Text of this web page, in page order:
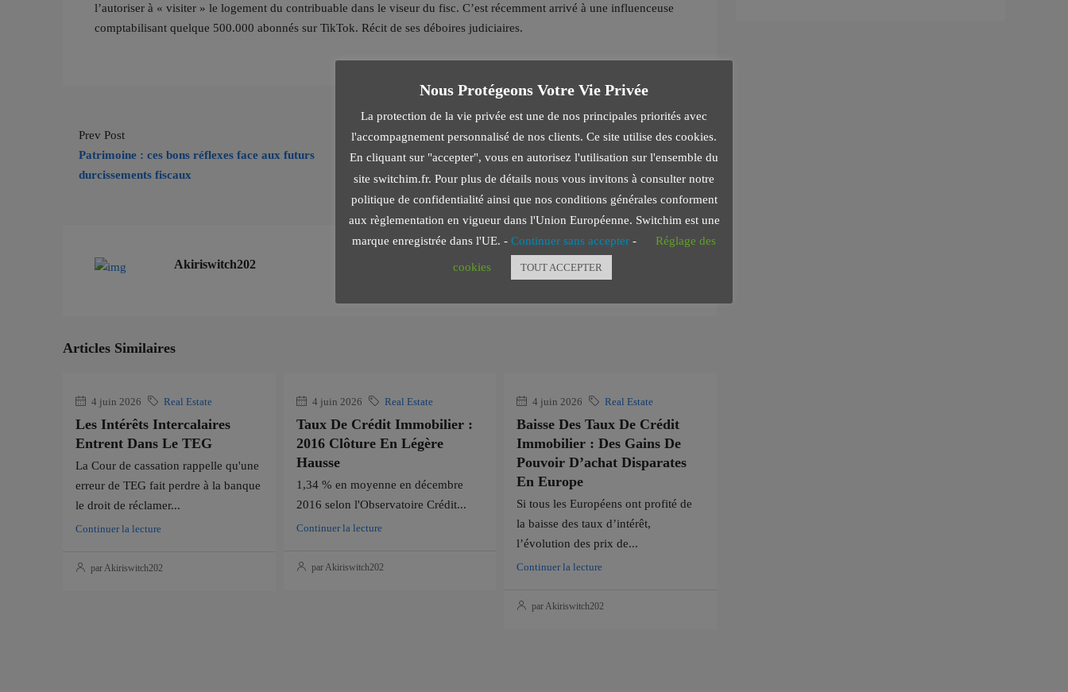
l’autoriser à « visiter » le logement du contribuable dans le viseur du fisc. C’est récemment arrivé à une influenceuse
comptabilisant quelque 500.000 abonnés sur TikTok. Récit de ses déboires judiciaires.
Prev Post
Patrimoine : ces bons réflexes face aux futurs
durcissements fiscaux
Next Post
Maladie, handicap : ces aides financières que les
aidants méconnaissent
Akiriswitch202
Articles Similaires
4 juin 2026 Real Estate
Les Intérêts Intercalaires
Entrent Dans Le TEG
La Cour de cassation rappelle qu'une
erreur de TEG fait perdre à la banque
le droit de réclamer...
Continuer la lecture
par Akiriswitch202
4 juin 2026 Real Estate
Taux De Crédit Immobilier :
2016 Clôture En Légère
Hausse
1,34 % en moyenne en décembre
2016 selon l'Observatoire Crédit...
Continuer la lecture
par Akiriswitch202
4 juin 2026 Real Estate
Baisse Des Taux De Crédit
Immobilier : Des Gains De
Pouvoir D’achat Disparates
En Europe
Si tous les Européens ont profité de
la baisse des taux d’intérêt,
l’évolution des prix de...
Continuer la lecture
par Akiriswitch202
Nous Protégeons Votre Vie Privée
La protection de la vie privée est une de nos principales priorités avec
l'accompagnement personnalisé de nos clients. Ce site utilise des cookies.
En cliquant sur "accepter", vous en autorisez l'utilisation sur l'ensemble du
site switchim.fr. Pour plus de détails nous vous invitons à consulter notre
politique de confidentialité ainsi que nos conditions générales conforment
aux règlementation en vigueur dans l'Union Européenne. Switchim est une
marque enregistrée dans l'UE. - Continuer sans accepter - Réglage des
cookies TOUT ACCEPTER